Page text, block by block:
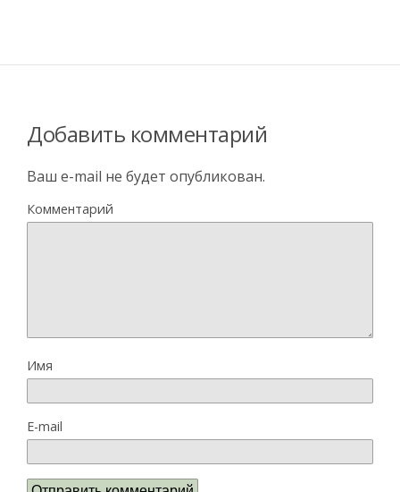
Добавить комментарий
Ваш e-mail не будет опубликован.
Комментарий
Имя
E-mail